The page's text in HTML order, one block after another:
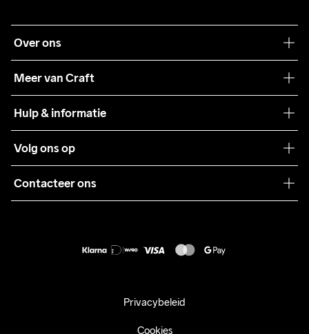
Over ons
Meer van Craft
Teamwear
Samenwerkingen
Pers
Hulp & informatie
Algemene voorwaarden
Retour
Volg ons op
Contacteer ons
Privacybeleid
Cookies